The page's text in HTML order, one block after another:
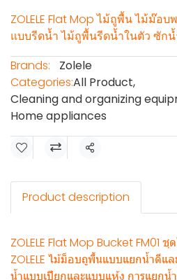
ZOLELE Flat Mop ไม้ถูพื้น ไม้ม๊อ
แบบรีดน้ำ ไม้ถูพื้นรีดน้ำในตัว ซักน้
Brands:
Zolele
Categories:All Product,
Cleaning and organizing
Home appliances
Share
Product description
ZOLELE Flat Mop Bucket FM01 ชุ
ZOLELE ไม้ม็อบถูพื้นแบบแยกน้ำดีแล
น้ำแบบเปียกและแบบแห้ง การแยก